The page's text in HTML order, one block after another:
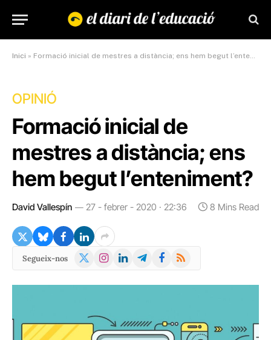
Inici » Formació inicial de mestres a distància; ens hem begut l’enteniment?
OPINIÓ
Formació inicial de
mestres a distància; ens
hem begut l’enteniment?
David Vallespín 27 - febrer - 2020 · 22:36 8 Mins Read
Segueix-nos
X
Instagram
LinkedInTelegramFacebook
RSS